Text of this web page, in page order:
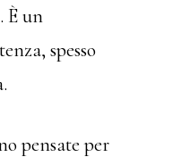
È un
spesso
pensate per